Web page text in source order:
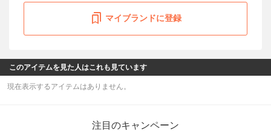
マイブランドに登録
このアイテムを見た人はこれも見ています
現在表示するアイテムはありません。
注目のキャンペーン